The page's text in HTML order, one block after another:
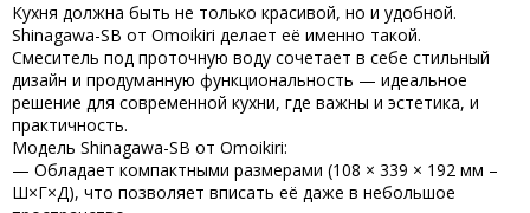
Кухня должна быть не только красивой, но и удобной.
Shinagawa-SB от Omoikiri делает её именно такой.
Смеситель под проточную воду сочетает в себе стильный
дизайн и продуманную функциональность — идеальное
решение для современной кухни, где важны и эстетика, и
практичность.
Модель Shinagawa-SB от Omoikiri:
— Обладает компактными размерами (108 × 339 × 192 мм –
Ш×Г×Д), что позволяет вписать её даже в небольшое